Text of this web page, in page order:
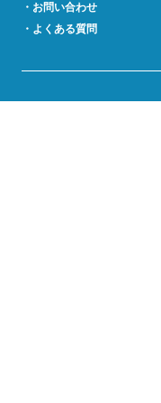
・お問い合わせ
・よくある質問